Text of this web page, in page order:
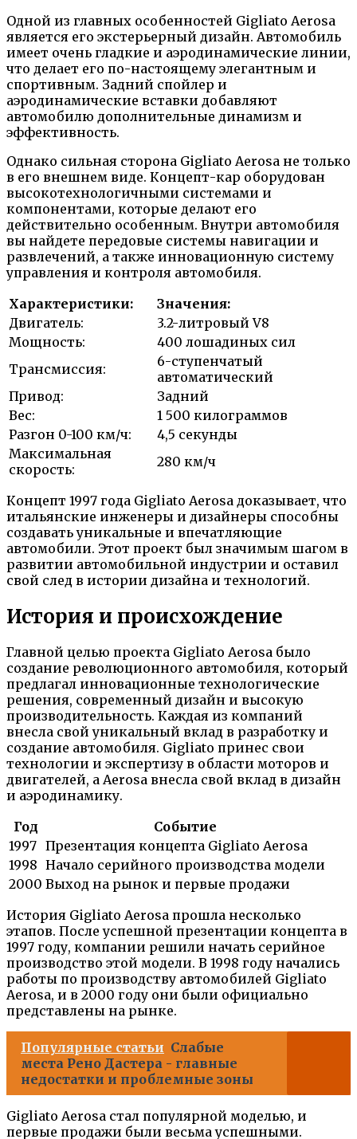
Одной из главных особенностей Gigliato Aerosa
является его экстерьерный дизайн. Автомобиль
имеет очень гладкие и аэродинамические линии,
что делает его по-настоящему элегантным и
спортивным. Задний спойлер и
аэродинамические вставки добавляют
автомобилю дополнительные динамизм и
эффективность.
Однако сильная сторона Gigliato Aerosa не только
в его внешнем виде. Концепт-кар оборудован
высокотехнологичными системами и
компонентами, которые делают его
действительно особенным. Внутри автомобиля
вы найдете передовые системы навигации и
развлечений, а также инновационную систему
управления и контроля автомобиля.
Характеристики:
Значения:
Двигатель:
3.2-литровый V8
Мощность:
400 лошадиных сил
Трансмиссия:
6-ступенчатый
автоматический
Привод:
Задний
Вес:
1 500 килограммов
Разгон 0-100 км/ч:
4,5 секунды
Максимальная
скорость:
280 км/ч
Концепт 1997 года Gigliato Aerosa доказывает, что
итальянские инженеры и дизайнеры способны
создавать уникальные и впечатляющие
автомобили. Этот проект был значимым шагом в
развитии автомобильной индустрии и оставил
свой след в истории дизайна и технологий.
История и происхождение
Главной целью проекта Gigliato Aerosa было
создание революционного автомобиля, который
предлагал инновационные технологические
решения, современный дизайн и высокую
производительность. Каждая из компаний
внесла свой уникальный вклад в разработку и
создание автомобиля. Gigliato принес свои
технологии и экспертизу в области моторов и
двигателей, а Aerosa внесла свой вклад в дизайн
и аэродинамику.
Год
Событие
1997 Презентация концепта Gigliato Aerosa
1998 Начало серийного производства модели
2000 Выход на рынок и первые продажи
История Gigliato Aerosa прошла несколько
этапов. После успешной презентации концепта в
1997 году, компании решили начать серийное
производство этой модели. В 1998 году начались
работы по производству автомобилей Gigliato
Aerosa, и в 2000 году они были официально
представлены на рынке.
Популярные статьи Слабые
места Рено Дастера - главные
недостатки и проблемные зоны
Gigliato Aerosa стал популярной моделью, и
первые продажи были весьма успешными.